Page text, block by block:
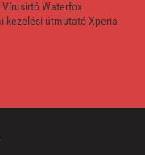
VírusirtóWaterfox
kezelési útmutatóXperia